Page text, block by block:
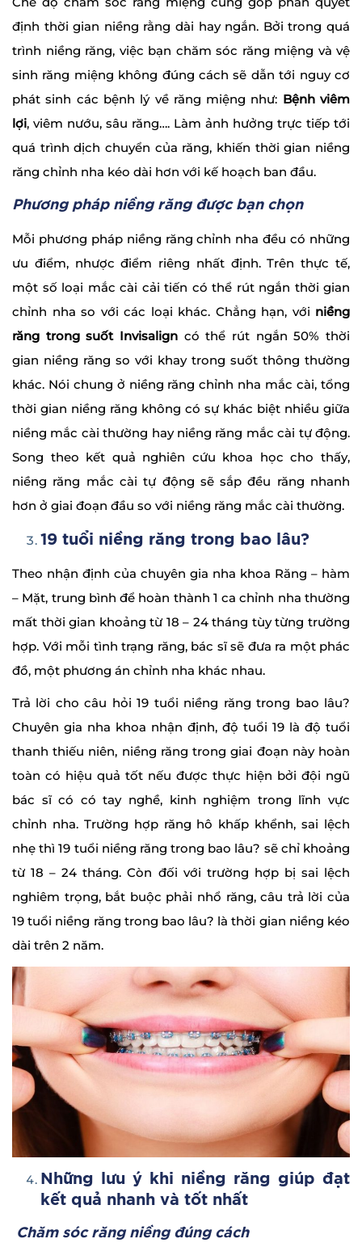
định thời gian niềng rằng dài hay ngắn. Bởi trong quá
trình niềng răng, việc bạn chăm sóc răng miệng và vệ
sinh răng miệng không đúng cách sẽ dẫn tới nguy cơ
phát sinh các bệnh lý về răng miệng như: Bệnh viêm
lợi, viêm nướu, sâu răng…. Làm ảnh hưởng trực tiếp tới
quá trình dịch chuyển của răng, khiến thời gian niềng
răng chỉnh nha kéo dài hơn với kế hoạch ban đầu.
Phương pháp niềng răng được bạn chọn
Mỗi phương pháp niềng răng chỉnh nha đều có những
ưu điểm, nhược điểm riêng nhất định. Trên thực tế,
một số loại mắc cài cải tiến có thể rút ngắn thời gian
chỉnh nha so với các loại khác. Chẳng hạn, với niềng
răng trong suốt Invisalign có thể rút ngắn 50% thời
gian niềng răng so với khay trong suốt thông thường
khác. Nói chung ở niềng răng chỉnh nha mắc cài, tổng
thời gian niềng răng không có sự khác biệt nhiều giữa
niềng mắc cài thường hay niềng răng mắc cài tự động.
Song theo kết quả nghiên cứu khoa học cho thấy,
niềng răng mắc cài tự động sẽ sắp đều răng nhanh
hơn ở giai đoạn đầu so với niềng răng mắc cài thường.
19 tuổi niềng răng trong bao lâu?
Theo nhận định của chuyên gia nha khoa Răng – hàm
– Mặt, trung bình để hoàn thành 1 ca chỉnh nha thường
mất thời gian khoảng từ 18 – 24 tháng tùy từng trường
hợp. Với mỗi tình trạng răng, bác sĩ sẽ đưa ra một phác
đồ, một phương án chỉnh nha khác nhau.
Trả lời cho câu hỏi 19 tuổi niềng răng trong bao lâu?
Chuyên gia nha khoa nhận định, độ tuổi 19 là độ tuổi
thanh thiếu niên, niềng răng trong giai đoạn này hoàn
toàn có hiệu quả tốt nếu được thực hiện bởi đội ngũ
bác sĩ có có tay nghề, kinh nghiệm trong lĩnh vực
chỉnh nha. Trường hợp răng hô khấp khểnh, sai lệch
nhẹ thì 19 tuổi niềng răng trong bao lâu? sẽ chỉ khoảng
từ 18 – 24 tháng. Còn đối với trường hợp bị sai lệch
nghiêm trọng, bắt buộc phải nhổ răng, câu trả lời của
19 tuổi niềng răng trong bao lâu? là thời gian niềng kéo
dài trên 2 năm.
Những lưu ý khi niềng răng giúp đạt
kết quả nhanh và tốt nhất
Chăm sóc răng niềng đúng cách